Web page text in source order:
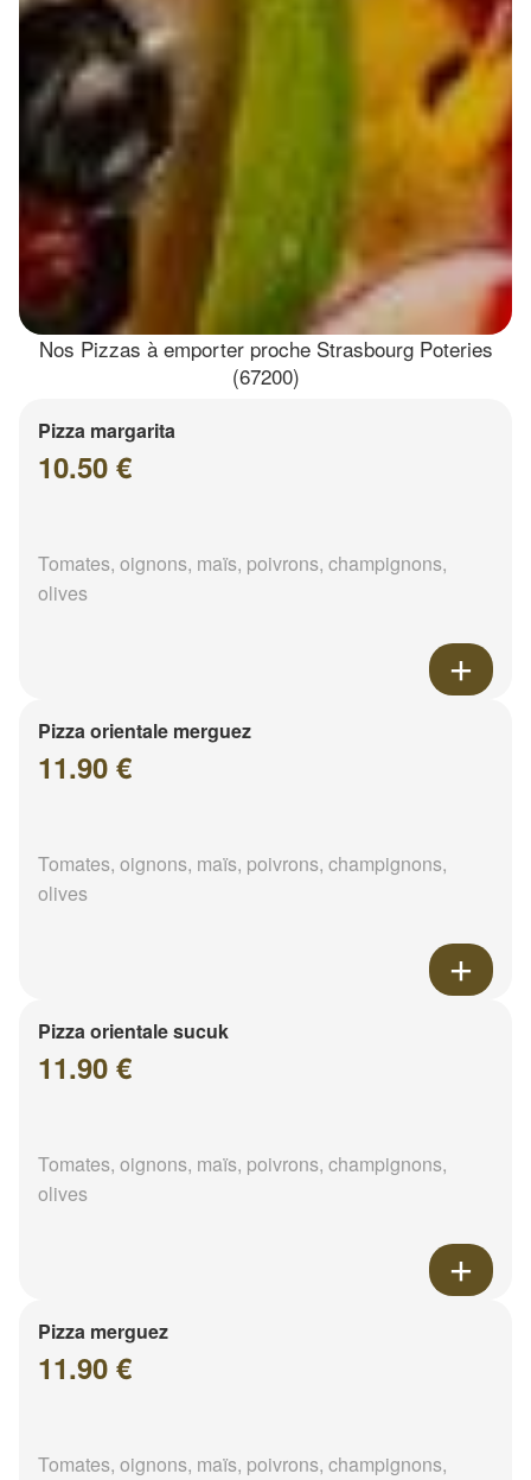
Nos Pizzas à emporter proche Strasbourg Poteries
(67200)
Pizza margarita
10.50 €
Tomates, oignons, maïs, poivrons, champignons,
olives
Pizza orientale merguez
11.90 €
Tomates, oignons, maïs, poivrons, champignons,
olives
Pizza orientale sucuk
11.90 €
Tomates, oignons, maïs, poivrons, champignons,
olives
Pizza merguez
11.90 €
Tomates, oignons, maïs, poivrons, champignons,